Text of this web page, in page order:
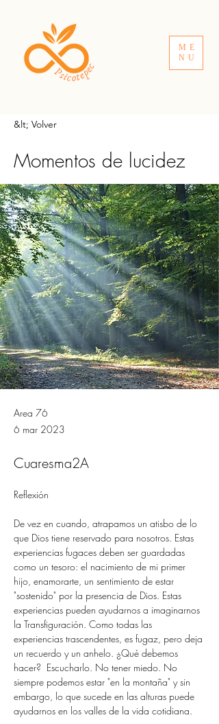
ME
NU
&lt; Volver
Momentos de lucidez
Area 76
6 mar 2023
Cuaresma2A
Reflexión
De vez en cuando, atrapamos un atisbo de lo
que Dios tiene reservado para nosotros. Estas
experiencias fugaces deben ser guardadas
como un tesoro: el nacimiento de mi primer
hijo, enamorarte, un sentimiento de estar
"sostenido" por la presencia de Dios. Estas
experiencias pueden ayudarnos a imaginarnos
la Transfiguración. Como todas las
experiencias trascendentes, es fugaz, pero deja
un recuerdo y un anhelo. ¿Qué debemos
hacer?  Escucharlo. No tener miedo. No
siempre podemos estar "en la montaña" y sin
embargo, lo que sucede en las alturas puede
ayudarnos en los valles de la vida cotidiana.